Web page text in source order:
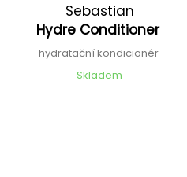
Sebastian
Hydre Conditioner
hydratační kondicionér
Skladem